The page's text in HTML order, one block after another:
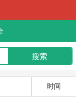
时间